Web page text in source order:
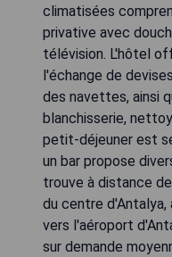
climatisées
privative avec
télévision. L'hôtel
l'échange de
des navettes, ainsi
blanchisserie,
petit-déjeuner est
un bar propose
trouve à distance
du centre
vers l'aéroport
sur demande